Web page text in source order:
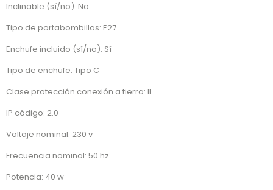
Inclinable (sí/no): No
Tipo de portabombillas: E27
Enchufe incluido (sí/no): Sí
Tipo de enchufe: Tipo C
Clase protección conexión a tierra: II
IP código: 2.0
Voltaje nominal: 230 v
Frecuencia nominal: 50 hz
Potencia: 40 w